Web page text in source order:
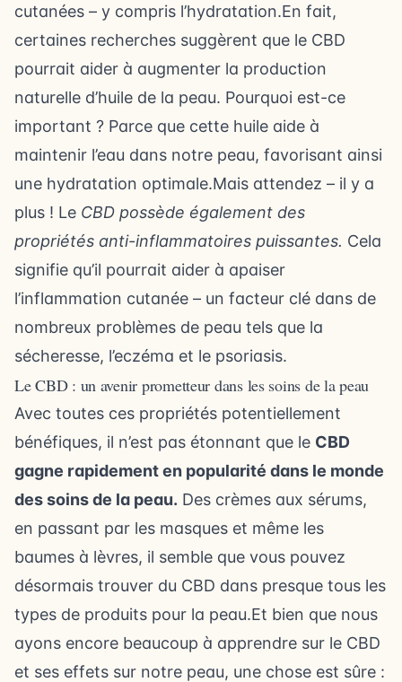
cutanées – y compris l’hydratation.En fait,
certaines recherches suggèrent que le CBD
pourrait aider à augmenter la production
naturelle d’huile de la peau. Pourquoi est-ce
important ? Parce que cette huile aide à
maintenir l’eau dans notre peau, favorisant ainsi
une hydratation optimale.Mais attendez – il y a
plus ! Le CBD possède également des
propriétés anti-inflammatoires puissantes. Cela
signifie qu’il pourrait aider à apaiser
l’inflammation cutanée – un facteur clé dans de
nombreux problèmes de peau tels que la
sécheresse, l’eczéma et le psoriasis.
Le CBD : un avenir prometteur dans les soins de la peau
Avec toutes ces propriétés potentiellement
bénéfiques, il n’est pas étonnant que le CBD
gagne rapidement en popularité dans le monde
des soins de la peau. Des crèmes aux sérums,
en passant par les masques et même les
baumes à lèvres, il semble que vous pouvez
désormais trouver du CBD dans presque tous les
types de produits pour la peau.Et bien que nous
ayons encore beaucoup à apprendre sur le CBD
et ses effets sur notre peau, une chose est sûre :